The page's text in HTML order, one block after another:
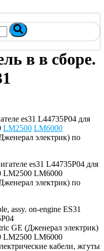
в в сборе.
es31 L44735P04 для
LM2500 LM6000
электрик) по
assy. on-engine ES31
GE (Дженерал электрик)
LM2500 LM6000
кабели, жгуты